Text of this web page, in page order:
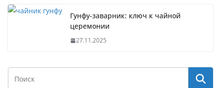
Гунфу-заварник: ключ к чайной
церемонии
27.11.2025